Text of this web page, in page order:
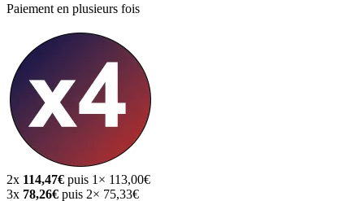
Paiement en plusieurs fois
2x 114,47€ puis 1× 113,00€
3x 78,26€ puis 2× 75,33€